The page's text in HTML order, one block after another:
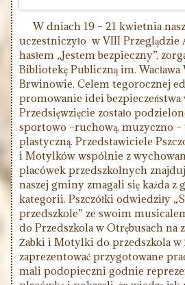
W dniach 19 – 21 kwietnia
uczestniczyło w VIII
hasłem „Jestem bezpieczny”,
Bibliotekę Publiczną im.
Brwinowie. Celem tegorocznej
promowanie idei bezpieczeństwa
Przedsięwzięcie zostało
sportowo –ruchową, muzyczno –
plastyczną. Przedstawiciele
i Motylków wspólnie z
placówek przedszkolnych
naszej gminy zmagali się każda
kategorii. Pszczółki odwiedziły
przedszkole” ze swoim
do Przedszkola w Otrębusach na
Żabki i Motylki do przedszkola w
zaprezentować przygotowane
mali podopieczni godnie